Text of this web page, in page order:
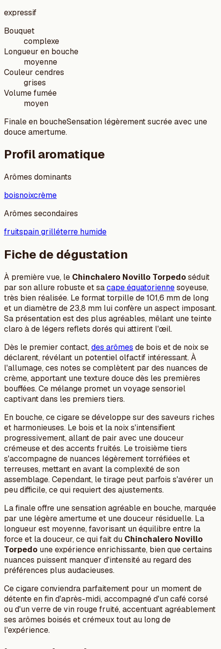
expressif
Bouquet
complexe
Longueur en bouche
moyenne
Couleur cendres
grises
Volume fumée
moyen
Finale en boucheSensation légèrement sucrée avec une
douce amertume.
Profil aromatique
Arômes dominants
boisnoixcrème
Arômes secondaires
fruitspain grilléterre humide
Fiche de dégustation
À première vue, le Chinchalero Novillo Torpedoséduit
par son allure robuste et sacape équatoriennesoyeuse,
très bien réalisée. Le format torpille de 101,6 mm de long
et un diamètre de 23,8 mm lui confère un aspect imposant.
Sa présentation est des plus agréables, mêlant une teinte
claro à de légers reflets dorés qui attirent l'œil.
Dès le premier contact,des arômes de bois et de noix se
déclarent, révélant un potentiel olfactif intéressant. À
l'allumage, ces notes se complètent par des nuances de
crème, apportant une texture douce dès les premières
bouffées. Ce mélange promet un voyage sensoriel
captivant dans les premiers tiers.
En bouche, ce cigare se développe sur des saveurs riches
et harmonieuses. Le bois et la noix s'intensifient
progressivement, allant de pair avec une douceur
crémeuse et des accents fruités. Le troisième tiers
s'accompagne de nuances légèrement torréfiées et
terreuses, mettant en avant la complexité de son
assemblage. Cependant, le tirage peut parfois s'avérer un
peu difficile, ce qui requiert des ajustements.
La finale offre une sensation agréable en bouche, marquée
par une légère amertume et une douceur résiduelle. La
longueur est moyenne, favorisant un équilibre entre la
force et la douceur, ce qui fait du Chinchalero Novillo
Torpedo une expérience enrichissante, bien que certains
nuances puissent manquer d'intensité au regard des
préférences plus audacieuses.
Ce cigare conviendra parfaitement pour un moment de
détente en fin d'après-midi, accompagné d'un café corsé
ou d'un verre de vin rouge fruité, accentuant agréablement
ses arômes boisés et crémeux tout au long de
l'expérience.